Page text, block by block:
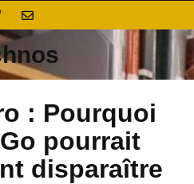
: Pourquoi
pourrait
disparaître